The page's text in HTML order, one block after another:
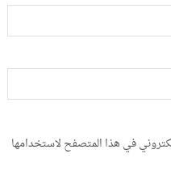
في هذا المتصفح لاستخدامها